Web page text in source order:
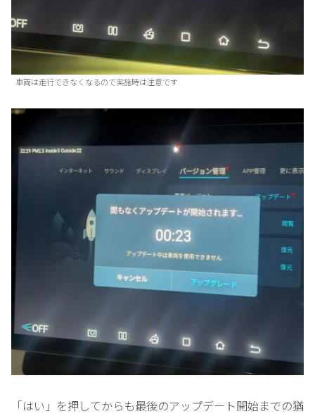
車両は走行できなくなるので実施時は注意です
「はい」を押してからも最後のアップデート開始までの猶